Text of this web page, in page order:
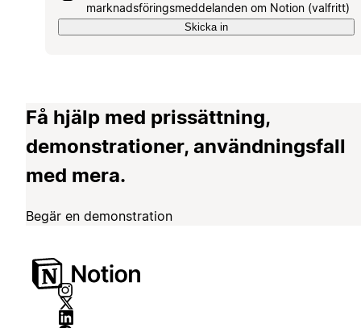
marknadsföringsmeddelanden om Notion (valfritt)
Skicka in
Få hjälp med prissättning,
demonstrationer, användningsfall
med mera.
Begär en demonstration